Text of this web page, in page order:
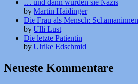
… und dann wurden sie Nazis
by Martin Haidinger
Die Frau als Mensch: Schamaninnen
by Ulli Lust
Die letzte Patientin
by Ulrike Edschmid
Neueste Kommentare